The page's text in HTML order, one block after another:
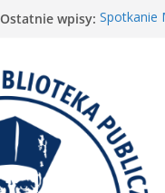
Ostatnie wpisy: Spotkanie